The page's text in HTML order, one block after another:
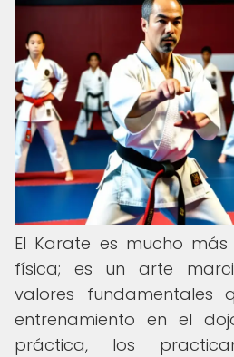
El Karate es mucho
física; es un arte
valores fundamentales
entrenamiento en el
práctica, los